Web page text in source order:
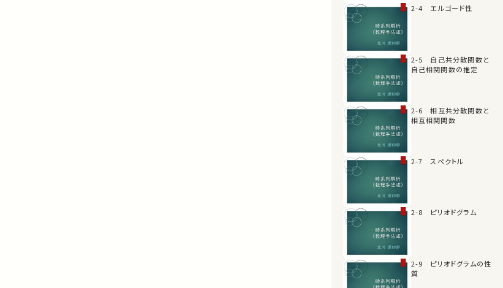
2-4 エルゴード性
2-5 自己共分散関数と
自己相関関数の推定
2-6 相互共分散関数と
相互相関関数
2-7 スペクトル
2-8 ピリオドグラム
2-9 ピリオドグラムの性
質